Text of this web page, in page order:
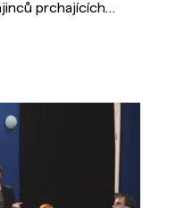
prchajících